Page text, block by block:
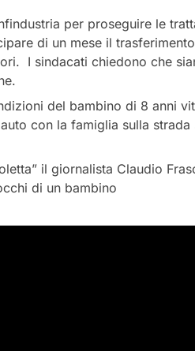
per proseguire le
di un mese il
I sindacati chiedono che
del bambino di 8 anni
con la famiglia sulla
il giornalista Claudio
di un bambino